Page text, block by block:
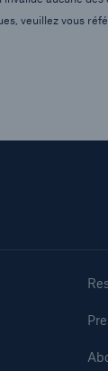
veuillez vous